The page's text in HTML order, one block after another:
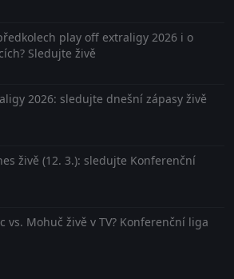
play off extraligy 2026 i o
Sledujte živě
2026: sledujte dnešní zápasy živě
živě (12. 3.): sledujte Konferenční
vs. Mohuč živě v TV? Konferenční liga